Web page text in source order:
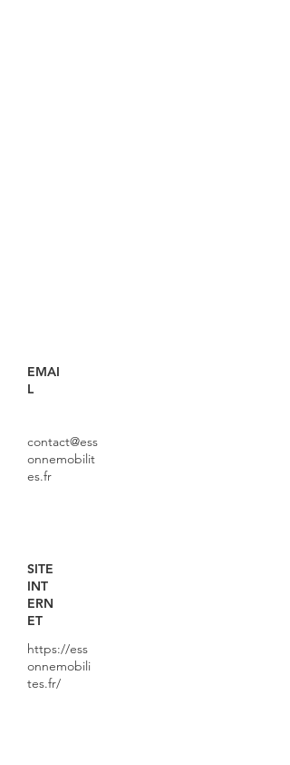
EMAI
L
contact@ess
onnemobilit
es.fr
SITE
INT
ERN
ET
https://ess
onnemobili
tes.fr/